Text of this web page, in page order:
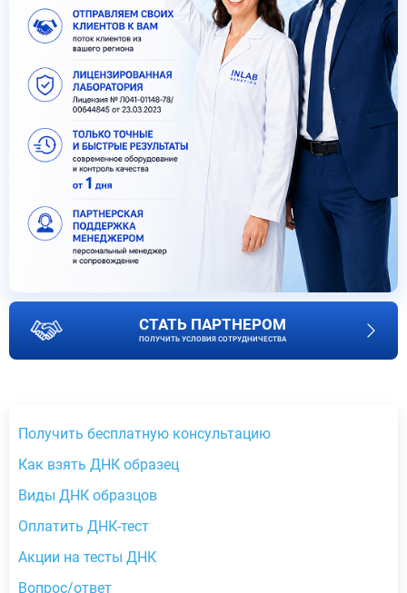
СТАТЬ ПАРТНЕРОМ
ПОЛУЧИТЬ УСЛОВИЯ СОТРУДНИЧЕСТВА
Получить бесплатную консультацию
Как взять ДНК образец
Виды ДНК образцов
Оплатить ДНК-тест
Акции на тесты ДНК
Вопрос/ответ